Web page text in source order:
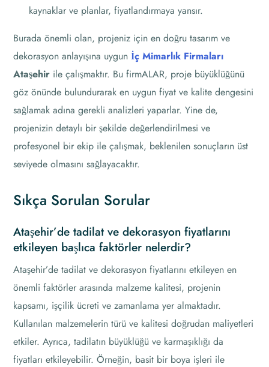
kaynaklar ve planlar, fiyatlandırmaya yansır.
Burada önemli olan, projeniz için en doğru tasarım ve
dekorasyon anlayışına uygunİç Mimarlık Firmaları
Ataşehir ile çalışmaktır. Bu firmALAR, proje büyüklüğünü
göz önünde bulundurarak en uygun fiyat ve kalite dengesini
sağlamak adına gerekli analizleri yaparlar. Yine de,
projenizin detaylı bir şekilde değerlendirilmesi ve
profesyonel bir ekip ile çalışmak, beklenilen sonuçların üst
seviyede olmasını sağlayacaktır.
Sıkça Sorulan Sorular
Ataşehir’de tadilat ve dekorasyon fiyatlarını
etkileyen başlıca faktörler nelerdir?
Ataşehir’de tadilat ve dekorasyon fiyatlarını etkileyen en
önemli faktörler arasında malzeme kalitesi, projenin
kapsamı, işçilik ücreti ve zamanlama yer almaktadır.
Kullanılan malzemelerin türü ve kalitesi doğrudan maliyetleri
etkiler. Ayrıca, tadilatın büyüklüğü ve karmaşıklığı da
fiyatları etkileyebilir. Örneğin, basit bir boya işleri ile